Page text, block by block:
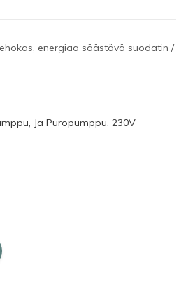
energiaa säästävä suodatin /
Ja Puropumppu. 230V